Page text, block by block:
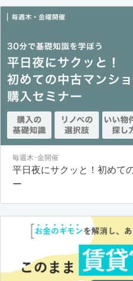
毎週木･金開催
平日夜にサクッと！初めて
ー